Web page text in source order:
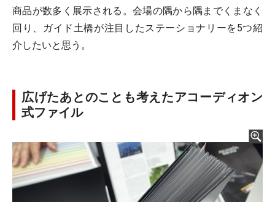
商品が数多く展示される。会場の隅から隅までくまなく
回り、ガイド土橋が注目したステーショナリーを5つ紹
介したいと思う。
広げたあとのことも考えたアコーディオン
式ファイル